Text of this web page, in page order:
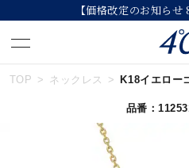
【価格改定のお知らせ
人気検索キーワード
TOP ネックレス K18イエロー
品番：